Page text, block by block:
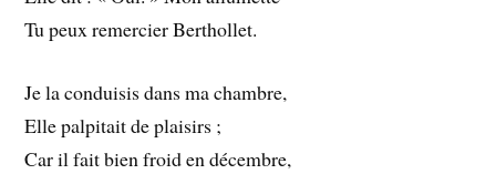
Tu peux remercier Berthollet.
Je la conduisis dans ma chambre,
Elle palpitait de plaisirs ;
Car il fait bien froid en décembre,